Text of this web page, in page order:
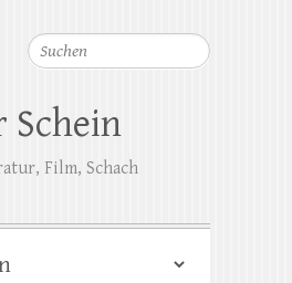
Suchen
Schein
Film, Schach